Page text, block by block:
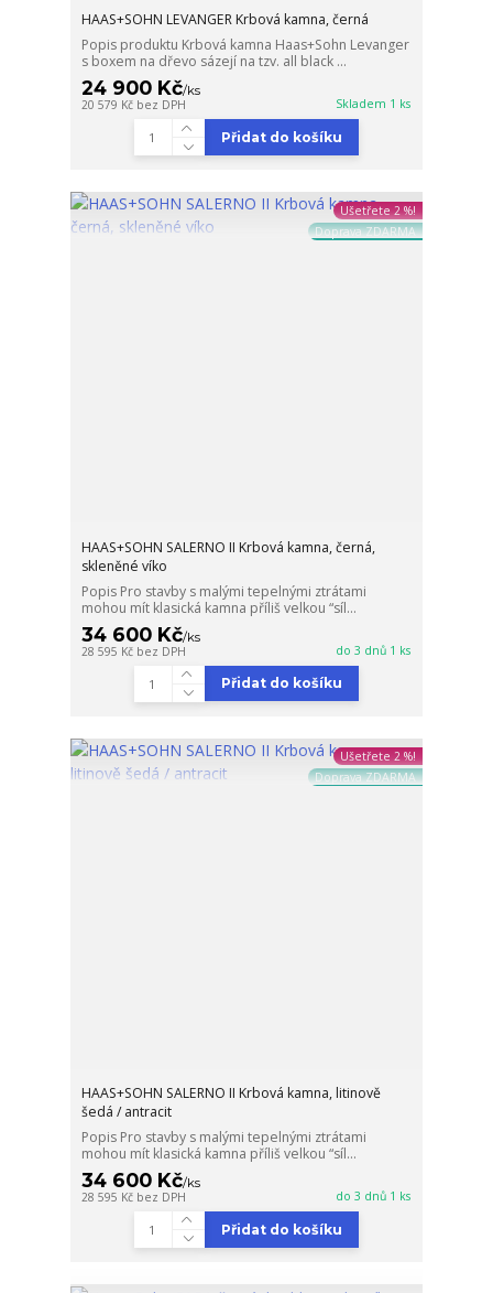
HAAS+SOHN LEVANGER Krbová kamna, černá
Popis produktu Krbová kamna Haas+Sohn Levanger
s boxem na dřevo sázejí na tzv. all black ...
24 900 Kč/ks
20 579 Kč bez DPH Skladem 1 ks
Přidat do košíku
Ušetřete 2 %!
Doprava ZDARMA
HAAS+SOHN SALERNO II Krbová kamna, černá,
skleněné víko
Popis Pro stavby s malými tepelnými ztrátami
mohou mít klasická kamna příliš velkou “síl...
34 600 Kč/ks
28 595 Kč bez DPH do 3 dnů 1 ks
Přidat do košíku
Ušetřete 2 %!
Doprava ZDARMA
HAAS+SOHN SALERNO II Krbová kamna, litinově
šedá / antracit
Popis Pro stavby s malými tepelnými ztrátami
mohou mít klasická kamna příliš velkou “síl...
34 600 Kč/ks
28 595 Kč bez DPH do 3 dnů 1 ks
Přidat do košíku